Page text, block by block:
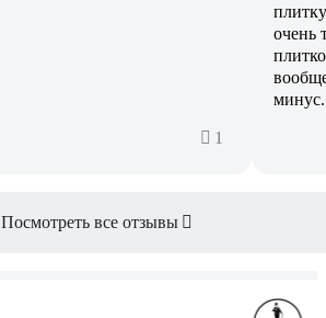
1
очень
минус.
Посмотреть все отзывы